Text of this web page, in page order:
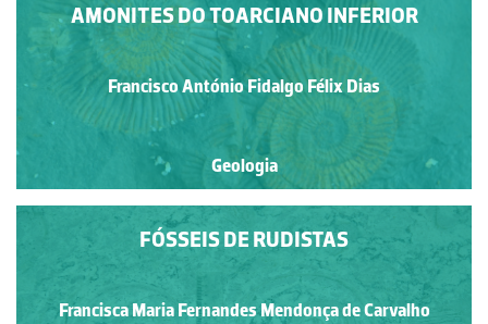
AMONITES DO TOARCIANO INFERIOR
Francisco António Fidalgo Félix Dias
Geologia
FÓSSEIS DE RUDISTAS
Francisca Maria Fernandes Mendonça de Carvalho